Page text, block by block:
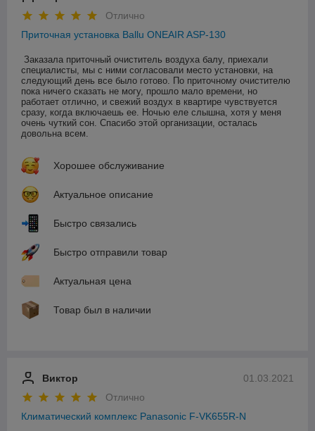
Отлично
Приточная установка Ballu ONEAIR ASP-130
Заказала приточный очиститель воздуха балу, приехали
специалисты, мы с ними согласовали место установки, на
следующий день все было готово. По приточному очистителю
пока ничего сказать не могу, прошло мало времени, но
работает отлично, и свежий воздух в квартире чувствуется
сразу, когда включаешь ее. Ночью еле слышна, хотя у меня
очень чуткий сон. Спасибо этой организации, осталась
довольна всем.
Хорошее обслуживание
Актуальное описание
Быстро связались
Быстро отправили товар
Актуальная цена
Товар был в наличии
01.03.2021
Виктор
Отлично
Климатический комплекс Panasonic F-VK655R-N